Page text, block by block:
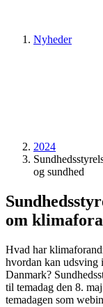
Nyheder
2024
og sundhed
om
Hvad har
hvordan kan udsving
Danmark?
til temadag den 8.
temadagen som